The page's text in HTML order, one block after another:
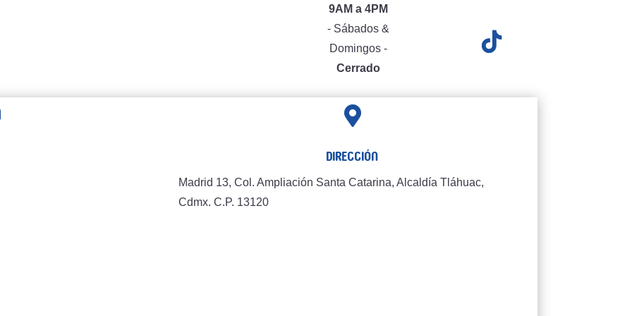
9AM a 4PM
- Sábados &
Domingos -
Cerrado

Dirección
Madrid 13, Col. Ampliación Santa Catarina, Alcaldía Tláhuac,
Cdmx. C.P. 13120